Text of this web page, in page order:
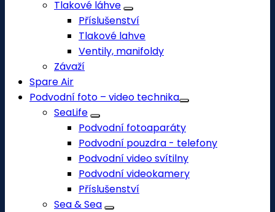
Tlakové láhve
Příslušenství
Tlakové lahve
Ventily, manifoldy
Závaží
Spare Air
Podvodní foto – video technika
SeaLife
Podvodní fotoaparáty
Podvodní pouzdra - telefony
Podvodní video svítilny
Podvodní videokamery
Příslušenství
Sea & Sea